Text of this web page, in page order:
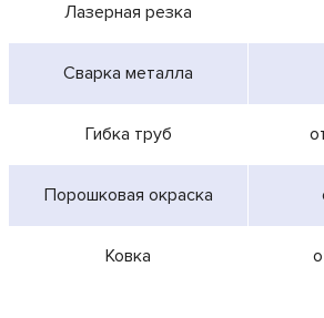
Лазерная резка
Сварка металла
Гибка труб
Порошковая окраска
Ковка